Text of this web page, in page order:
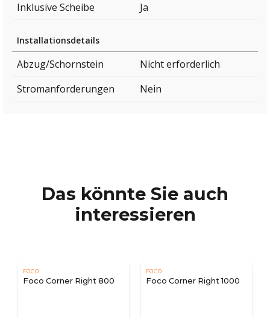
Inklusive Scheibe Ja
Installationsdetails
Abzug/Schornstein
Nicht erforderlich
Stromanforderungen
Nein
Das könnte Sie auch
interessieren
800 Foco Corner Right 1000
Superior 2,5 Liter